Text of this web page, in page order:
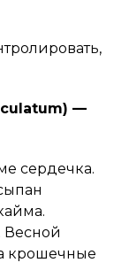
—
сердечка.
Весной
крошечные